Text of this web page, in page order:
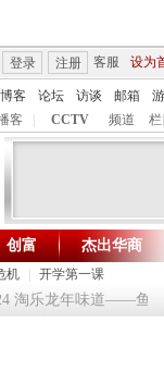
客服 设为
登录 注册
博客 论坛 访谈 邮箱
客 CCTV 频道 栏
财智生活 一键通达
机 开学第一课
创富 杰出华商
乐龙年味道——鱼跃迎